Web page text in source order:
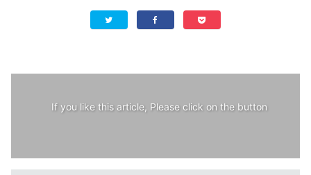
If you like this article, Please click on the button